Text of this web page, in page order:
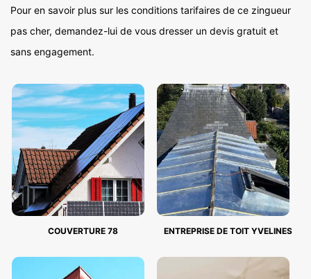
Pour en savoir plus sur les conditions tarifaires de ce zingueur
pas cher, demandez-lui de vous dresser un devis gratuit et
sans engagement.
COUVERTURE 78 ENTREPRISE DE TOIT YVELINES